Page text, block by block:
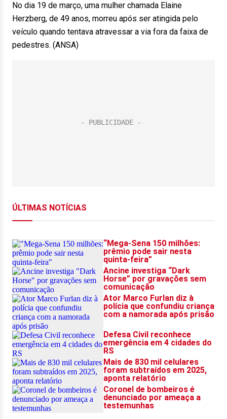
No dia 19 de março, uma mulher chamada Elaine
Herzberg, de 49 anos, morreu após ser atingida pelo
veículo quando tentava atravessar a via fora da faixa de
pedestres. (ANSA)